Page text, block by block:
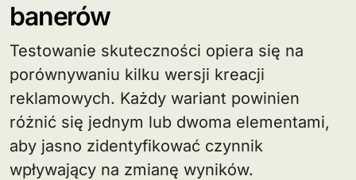
banerów
Testowanie skuteczności opiera się na
porównywaniu kilku wersji kreacji
reklamowych. Każdy wariant powinien
różnić się jednym lub dwoma elementami,
aby jasno zidentyfikować czynnik
wpływający na zmianę wyników.